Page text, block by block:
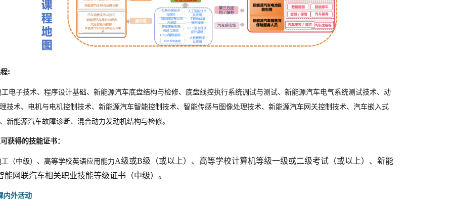
:
电子技术、程序设计基础、新能源汽车底盘结构与检修、底盘线控执行系统调试与测试、新能源汽车电气系统测试技术、动
技术、电机与电机控制技术、新能源汽车智能控制技术、智能传感与图像处理技术、新能源汽车网关控制技术、汽车嵌入式
新能源汽车故障诊断、混合动力发动机结构与检修。
获得的技能证书：
（中级）、高等学校英语应用能力A级或B级（或以上）、高等学校计算机等级一级或二级考试（或以上）、新能
能网联汽车相关职业技能等级证书（中级）。
内外活动